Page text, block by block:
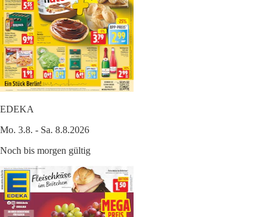
EDEKA
Mo. 3.8. - Sa. 8.8.2026
Noch bis morgen gültig